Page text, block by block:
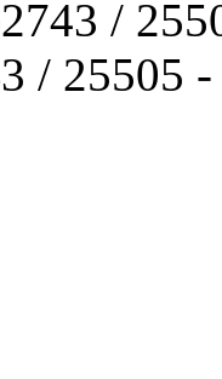
/
/ 25505